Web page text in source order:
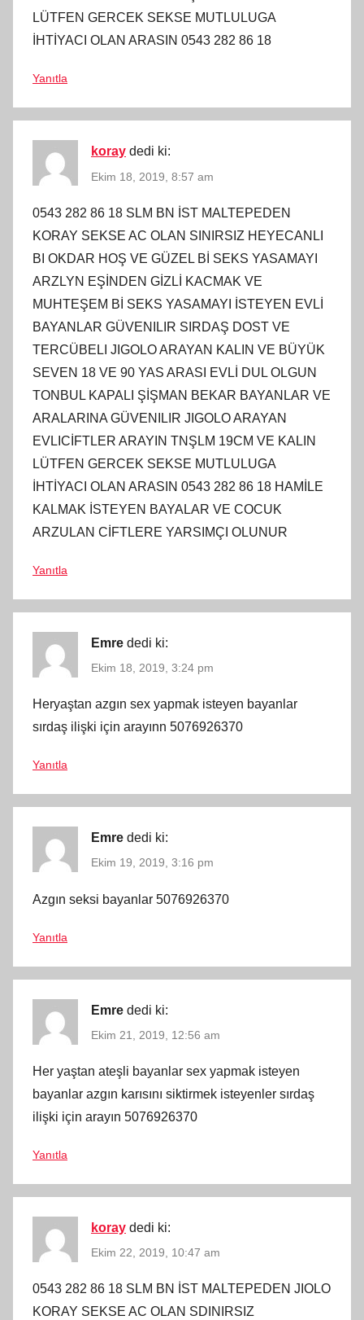
LÜTFEN GERCEK SEKSE MUTLULUGA
İHTİYACI OLAN ARASIN 0543 282 86 18
Yanıtla
koray dedi ki:
Ekim 18, 2019, 8:57 am
0543 282 86 18 SLM BN İST MALTEPEDEN
KORAY SEKSE AC OLAN SINIRSIZ HEYECANLI
BI OKDAR HOŞ VE GÜZEL Bİ SEKS YASAMAYI
ARZLYN EŞİNDEN GİZLİ KACMAK VE
MUHTEŞEM Bİ SEKS YASAMAYI İSTEYEN EVLİ
BAYANLAR GÜVENILIR SIRDAŞ DOST VE
TERCÜBELI JIGOLO ARAYAN KALIN VE BÜYÜK
SEVEN 18 VE 90 YAS ARASI EVLİ DUL OLGUN
TONBUL KAPALI ŞİŞMAN BEKAR BAYANLAR VE
ARALARINA GÜVENILIR JIGOLO ARAYAN
EVLICİFTLER ARAYIN TNŞLM 19CM VE KALIN
LÜTFEN GERCEK SEKSE MUTLULUGA
İHTİYACI OLAN ARASIN 0543 282 86 18 HAMİLE
KALMAK İSTEYEN BAYALAR VE COCUK
ARZULAN CİFTLERE YARSIMÇI OLUNUR
Yanıtla
Emre dedi ki:
Ekim 18, 2019, 3:24 pm
Heryaştan azgın sex yapmak isteyen bayanlar
sırdaş ilişki için arayınn 5076926370
Yanıtla
Emre dedi ki:
Ekim 19, 2019, 3:16 pm
Azgın seksi bayanlar 5076926370
Yanıtla
Emre dedi ki:
Ekim 21, 2019, 12:56 am
Her yaştan ateşli bayanlar sex yapmak isteyen
bayanlar azgın karısını siktirmek isteyenler sırdaş
ilişki için arayın 5076926370
Yanıtla
koray dedi ki:
Ekim 22, 2019, 10:47 am
0543 282 86 18 SLM BN İST MALTEPEDEN JIOLO
KORAY SEKSE AC OLAN SDINIRSIZ